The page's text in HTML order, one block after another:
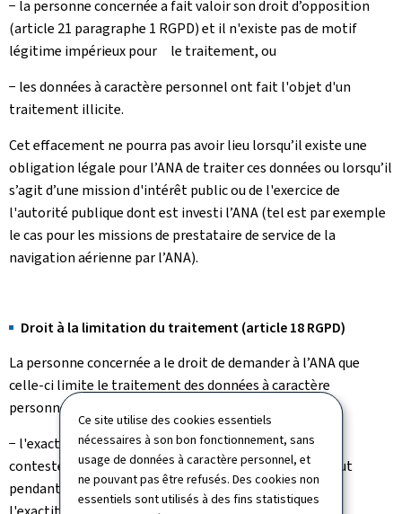
Ce site utilise des cookies essentiels
nécessaires à son bon fonctionnement, sans
usage de données à caractère personnel, et
ne pouvant pas être refusés. Des cookies non
essentiels sont utilisés à des fins statistiques
− la personne concernée a fait valoir son droit d’opposition
(article 21 paragraphe 1 RGPD) et il n'existe pas de motif
légitime impérieux pour le traitement, ou
− les données à caractère personnel ont fait l'objet d'un
traitement illicite.
Cet effacement ne pourra pas avoir lieu lorsqu’il existe une
obligation légale pour l’ANA de traiter ces données ou lorsqu’il
s’agit d’une mission d'intérêt public ou de l'exercice de
l'autorité publique dont est investi l’ANA (tel est par exemple
le cas pour les missions de prestataire de service de la
navigation aérienne par l’ANA).
Droit à la limitation du traitement (article 18 RGPD)
La personne concernée a le droit de demander à l’ANA que
celle-ci limite le traitement des données à caractère
personnel lorsque :
− l'exactitude des données à caractère personnel est
contestée par la personne concernée (la limitation vaut
pendant une durée permettant à l’ANA de vérifier